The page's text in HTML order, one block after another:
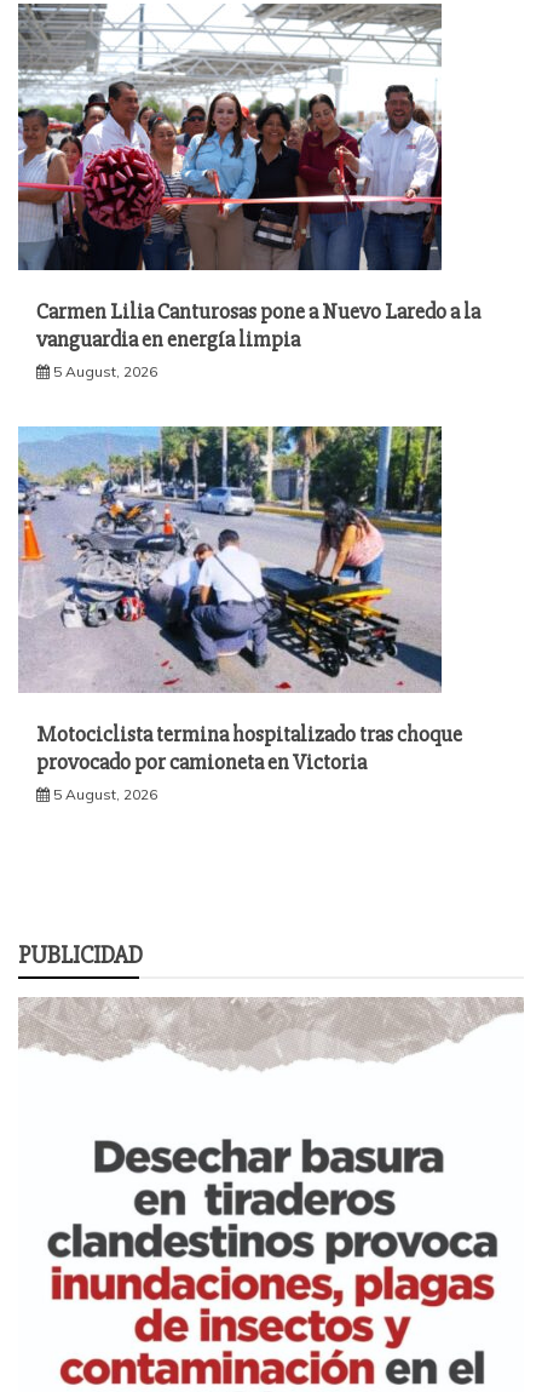
Carmen Lilia Canturosas pone a Nuevo Laredo a la
vanguardia en energía limpia
5 August, 2026
Motociclista termina hospitalizado tras choque
provocado por camioneta en Victoria
5 August, 2026
PUBLICIDAD